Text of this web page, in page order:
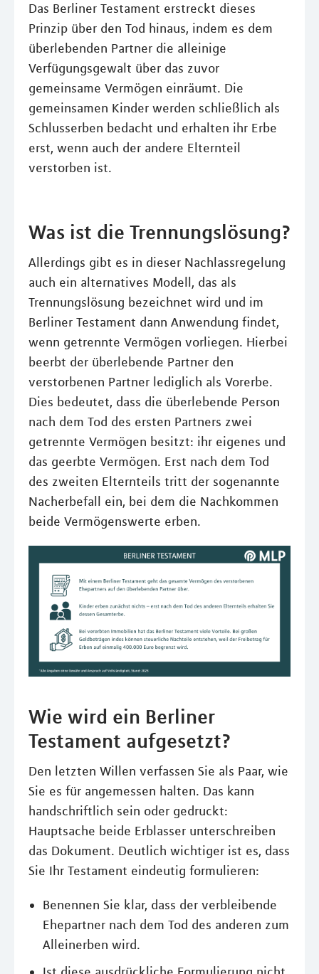
Das Berliner Testament erstreckt dieses
Prinzip über den Tod hinaus, indem es dem
überlebenden Partner die alleinige
Verfügungsgewalt über das zuvor
gemeinsame Vermögen einräumt. Die
gemeinsamen Kinder werden schließlich als
Schlusserben bedacht und erhalten ihr Erbe
erst, wenn auch der andere Elternteil
verstorben ist.
Was ist die Trennungslösung?
Allerdings gibt es in dieser Nachlassregelung
auch ein alternatives Modell, das als
Trennungslösung bezeichnet wird und im
Berliner Testament dann Anwendung findet,
wenn getrennte Vermögen vorliegen. Hierbei
beerbt der überlebende Partner den
verstorbenen Partner lediglich als Vorerbe.
Dies bedeutet, dass die überlebende Person
nach dem Tod des ersten Partners zwei
getrennte Vermögen besitzt: ihr eigenes und
das geerbte Vermögen. Erst nach dem Tod
des zweiten Elternteils tritt der sogenannte
Nacherbefall ein, bei dem die Nachkommen
beide Vermögenswerte erben.
Wie wird ein Berliner
Testament aufgesetzt?
Den letzten Willen verfassen Sie als Paar, wie
Sie es für angemessen halten. Das kann
handschriftlich sein oder gedruckt:
Hauptsache beide Erblasser unterschreiben
das Dokument. Deutlich wichtiger ist es, dass
Sie Ihr Testament eindeutig formulieren:
Benennen Sie klar, dass der verbleibende
Ehepartner nach dem Tod des anderen zum
Alleinerben wird.